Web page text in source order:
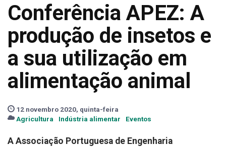
Conferência APEZ: A
produção de insetos e
a sua utilização em
alimentação animal
12 novembro 2020, quinta-feira
Agricultura
Indústria alimentar Eventos
A Associação Portuguesa de Engenharia